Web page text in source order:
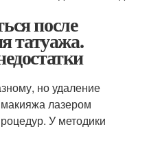
после
татуажа.
но удаление
лазером
У методики